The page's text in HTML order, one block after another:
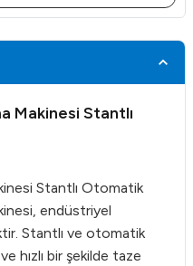
Makinesi Stantlı
Stantlı Otomatik
endüstriyel
Stantlı ve otomatik
hızlı bir şekilde taze